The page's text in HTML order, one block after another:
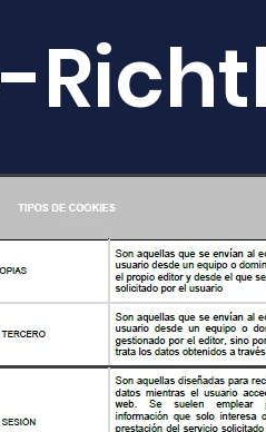
34/2002 vom 11. Juli
(LSSI-CE) muss ALBA-
und ihre Zwecke.
Informationen speichern
über die
Abhängig von den darin
können sie dazu
des Internets
indem sie dem Benutzer
benutzerdefinierte
Arten von